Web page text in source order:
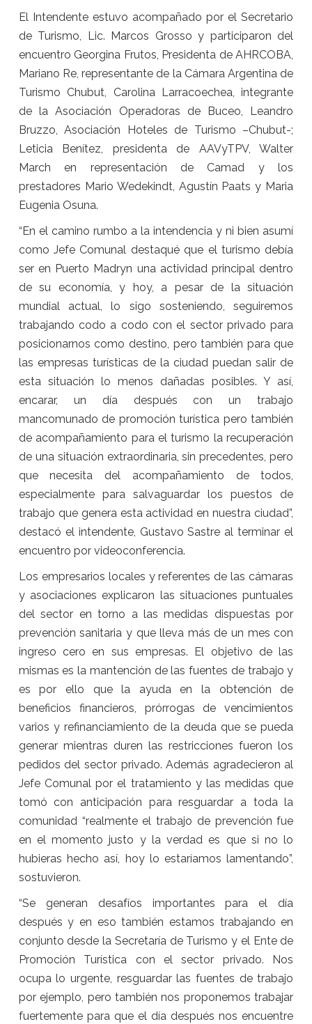
El Intendente estuvo acompañado por el Secretario
de Turismo, Lic. Marcos Grosso y participaron del
encuentro Georgina Frutos, Presidenta de AHRCOBA,
Mariano Re, representante de la Cámara Argentina de
Turismo Chubut, Carolina Larracoechea, integrante
de la Asociación Operadoras de Buceo, Leandro
Bruzzo, Asociación Hoteles de Turismo –Chubut-;
Leticia Benítez, presidenta de AAVyTPV, Walter
March en representación de Camad y los
prestadores Mario Wedekindt, Agustín Paats y Maria
Eugenia Osuna.
“En el camino rumbo a la intendencia y ni bien asumí
como Jefe Comunal destaqué que el turismo debía
ser en Puerto Madryn una actividad principal dentro
de su economía, y hoy, a pesar de la situación
mundial actual, lo sigo sosteniendo, seguiremos
trabajando codo a codo con el sector privado para
posicionarnos como destino, pero también para que
las empresas turísticas de la ciudad puedan salir de
esta situación lo menos dañadas posibles. Y así,
encarar, un día después con un trabajo
mancomunado de promoción turística pero también
de acompañamiento para el turismo la recuperación
de una situación extraordinaria, sin precedentes, pero
que necesita del acompañamiento de todos,
especialmente para salvaguardar los puestos de
trabajo que genera esta actividad en nuestra ciudad”,
destacó el intendente, Gustavo Sastre al terminar el
encuentro por videoconferencia.
Los empresarios locales y referentes de las cámaras
y asociaciones explicaron las situaciones puntuales
del sector en torno a las medidas dispuestas por
prevención sanitaria y que lleva más de un mes con
ingreso cero en sus empresas. El objetivo de las
mismas es la mantención de las fuentes de trabajo y
es por ello que la ayuda en la obtención de
beneficios financieros, prórrogas de vencimientos
varios y refinanciamiento de la deuda que se pueda
generar mientras duren las restricciones fueron los
pedidos del sector privado. Además agradecieron al
Jefe Comunal por el tratamiento y las medidas que
tomó con anticipación para resguardar a toda la
comunidad “realmente el trabajo de prevención fue
en el momento justo y la verdad es que si no lo
hubieras hecho así, hoy lo estaríamos lamentando”,
sostuvieron.
“Se generan desafíos importantes para el día
después y en eso también estamos trabajando en
conjunto desde la Secretaría de Turismo y el Ente de
Promoción Turística con el sector privado. Nos
ocupa lo urgente, resguardar las fuentes de trabajo
por ejemplo, pero también nos proponemos trabajar
fuertemente para que el día después nos encuentre